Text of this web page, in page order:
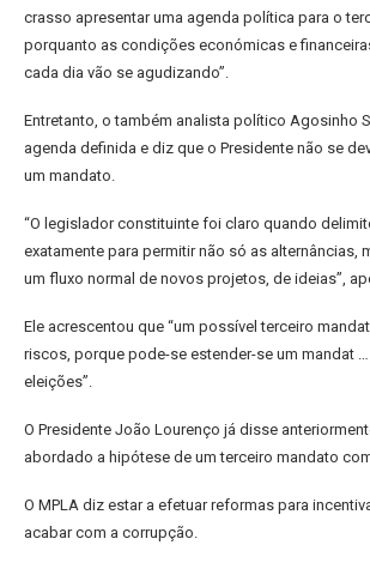
crasso apresentar uma agenda política para o
porquanto as condições económicas e
cada dia vão se agudizando”.
Entretanto, o também analista político Agosinho
agenda definida e diz que o Presidente não se
um mandato.
“O legislador constituinte foi claro quando
exatamente para permitir não só as alternâncias,
um fluxo normal de novos projetos, de ideias”,
Ele acrescentou que “um possível terceiro
riscos, porque pode-se estender-se um mandat
eleições”.
O Presidente João Lourenço já disse
abordado a hipótese de um terceiro mandato
O MPLA diz estar a efetuar reformas para
acabar com a corrupção.